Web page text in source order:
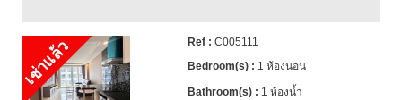
เช่าแล้ว
C005111
1 ห้องนอน
1 ห้องน้ำ